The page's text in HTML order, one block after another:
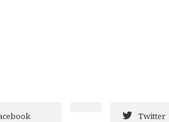
Twitter